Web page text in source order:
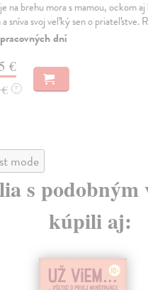
na brehu mora s mamou, ockom
sníva svoj veľký sen o priateľstve.
dní
€
?
mode
s podobným
kúpili aj: